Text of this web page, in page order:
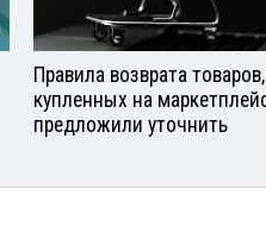
Правила возврата товаров,
купленных на
предложили уточнить